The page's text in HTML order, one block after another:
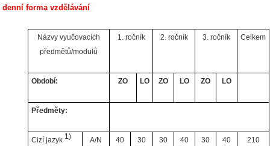
denní forma vzdělávání
Názvy vyučovacích
předmětů/modulů
1. ročník 2. ročník 3. ročník Celkem
Období: ZO LO ZO LO ZO LO
Předměty:
Cizí jazyk 1) A/N
40
30
30
40
30
40
210